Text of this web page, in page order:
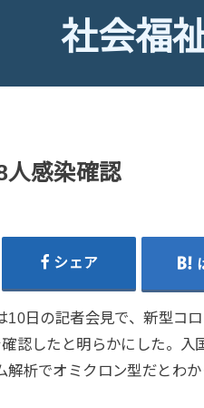
社会福
人感染確認
シェア
10日の記者会見で、新型コ
認したと明らかにした。入
析でオミクロン型だとわか